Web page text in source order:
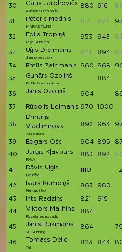
30 Gatis Jarohovičs
AkmensDizains.lv
880 916
31 Pēteris Mednis
MĀRAS TĒTIS
814 877
32 Edijs Tropiņš
Riga Runners I
953 943
33 Uģis Dreimanis
dmanpipes.com
841 894
34 Emīls Zalcmanis 960 968
35 Gunārs Ozoliņš
DzSK Lokomotīve
884
36 Jānis Ozoliņš
-
904
37 Rūdolfs Leimanis 970 1000
38
Dmitrijs
Vladimirovs
Accenture
892 963
39 Edgars Ošs 904 896
40 Jurģis Kļavpurs
RWA
883 892
41 Dāvis Uļģis
Izturība
1110
42 Ivars Kumpiņš
Nu kas i ko
863 980
43 Ints Radziņš 821 919
44 Viktors Malihins
Rēzeknes novads
884
45 Jānis Rukmanis
3D Running
864
46 Tomass Delle
Tet
823 843